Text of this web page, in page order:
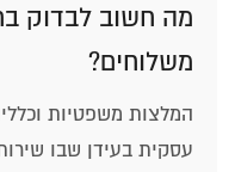
מה חשוב לבדוק
משלוחים?
המלצות משפטיות
עסקית בעידן שבו